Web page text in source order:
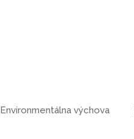
Environmentálna výchova